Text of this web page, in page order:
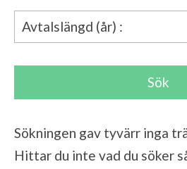
Avtalslängd (år) :
Sökningen gav tyvärr inga
Hittar du inte vad du söker